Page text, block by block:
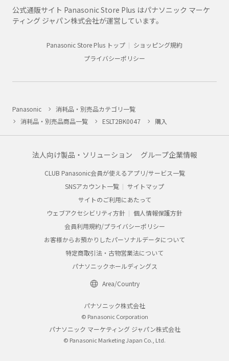
公式通販サイト Panasonic Store Plus はパナソニック マーケ
ティング ジャパン株式会社が運営しています。
Panasonic Store Plus トップ
ショッピング規約
プライバシーポリシー
Panasonic
消耗品・別売品カテゴリ一覧
消耗品・別売品商品一覧
ESLT2BK0047 購入
法人向け製品・ソリューション グループ企業情報
CLUB Panasonic会員が使えるアプリ/サービス一覧
SNSアカウント一覧
サイトマップ
サイトのご利用にあたって
ウェブアクセシビリティ方針
個人情報保護方針
会員利用規約/プライバシーポリシー
お客様からお預かりしたパーソナルデータについて
特定商取引法・古物営業法について
パナソニックホールディングス
Area/Country
パナソニック株式会社
© Panasonic Corporation
パナソニック マーケティング ジャパン株式会社
© Panasonic Marketing Japan Co., Ltd.